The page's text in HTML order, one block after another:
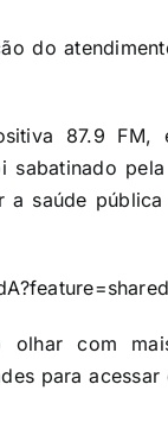
do
87.9
sabatinado
a saúde
olhar com
para acessar